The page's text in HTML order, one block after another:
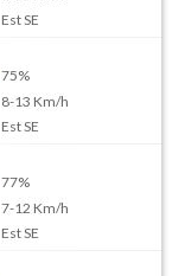
Est SE
75%
8-13 Km/h
Est SE
77%
7-12 Km/h
Est SE